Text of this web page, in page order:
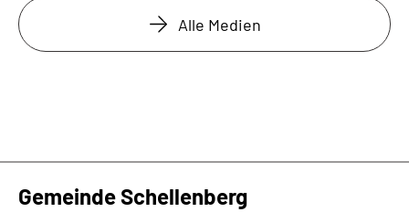
Alle Medien
Gemeinde Schellenberg